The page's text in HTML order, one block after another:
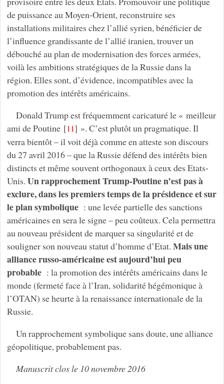
de puissance au Moyen-Orient, reconstruire ses
installations militaires chez l’allié syrien, bénéficier de
l’influence grandissante de l’allié iranien, trouver un
débouché au plan de modernisation des forces armées,
voilà les ambitions stratégiques de la Russie dans la
région. Elles sont, d’évidence, incompatibles avec la
promotion des intérêts américains.
Donald Trump est fréquemment caricaturé le « meilleur
ami de Poutine[11] ». C’est plutôt un pragmatique. Il
verra bientôt – il voit déjà comme en atteste son discours
du 27 avril 2016 – que la Russie défend des intérêts bien
distincts et même souvent orthogonaux à ceux des Etats-
Unis. Un rapprochement Trump-Poutine n’est pas à
exclure, dans les premiers temps de la présidence et sur
le plan symbolique : une levée partielle des sanctions
américaines en sera le signe – peu coûteux. Cela permettra
au nouveau président de marquer sa singularité et de
souligner son nouveau statut d’homme d’Etat. Mais une
alliance russo-américaine est aujourd’hui peu
probable : la promotion des intérêts américains dans le
monde (fermeté face à l’Iran, solidarité hégémonique à
l’OTAN) se heurte à la renaissance internationale de la
Russie.
Un rapprochement symbolique sans doute, une alliance
géopolitique, probablement pas.
Manuscrit clos le 10 novembre 2016